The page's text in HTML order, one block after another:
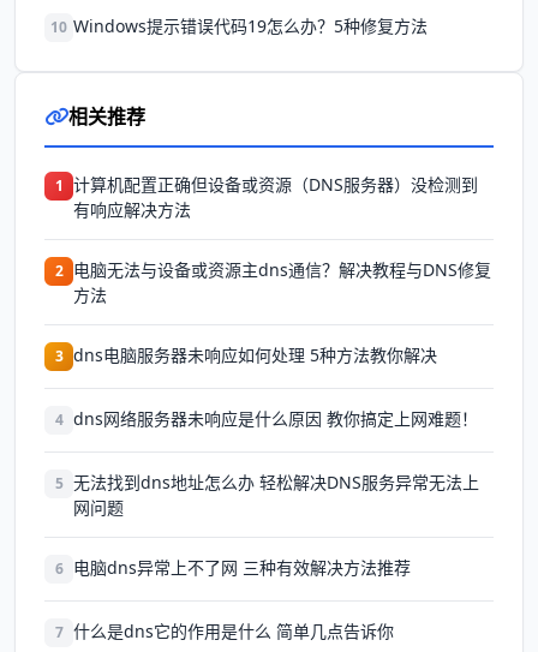
10 Windows提示错误代码19怎么办？5种修复方法
相关推荐
1 计算机配置正确但设备或资源（DNS服务器）没检测到
有响应解决方法
2 电脑无法与设备或资源主dns通信？解决教程与DNS修复
方法
3 dns电脑服务器未响应如何处理 5种方法教你解决
4 dns网络服务器未响应是什么原因 教你搞定上网难题！
5 无法找到dns地址怎么办 轻松解决DNS服务异常无法上
网问题
6 电脑dns异常上不了网 三种有效解决方法推荐
7 什么是dns它的作用是什么 简单几点告诉你